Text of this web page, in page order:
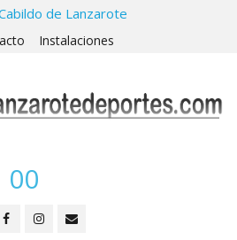
de Lanzarote
Instalaciones
00